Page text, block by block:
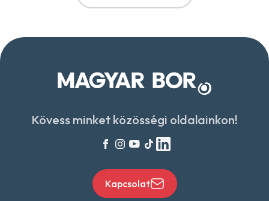
Kövess minket közösségi oldalainkon!
Kapcsolat